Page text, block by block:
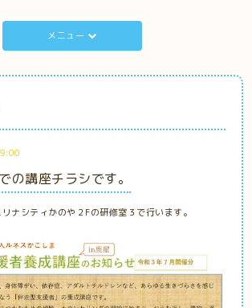
メニュー
の講座チラシです。
ナシティかのや２Fの研修室３で行います。